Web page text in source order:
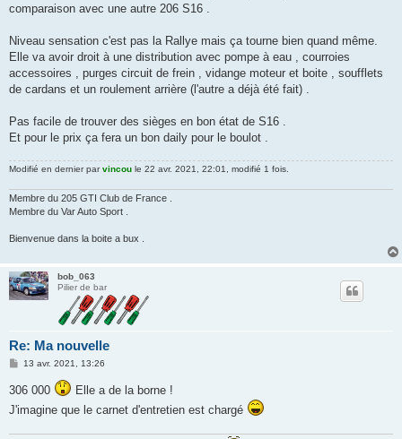
comparaison avec une autre 206 S16 .
Niveau sensation c'est pas la Rallye mais ça tourne bien quand même.
Elle va avoir droit à une distribution avec pompe à eau , courroies
accessoires , purges circuit de frein , vidange moteur et boite , soufflets
de cardans et un roulement arrière (l'autre a déjà été fait) .
Pas facile de trouver des sièges en bon état de S16 .
Et pour le prix ça fera un bon daily pour le boulot .
Modifié en dernier parvincou le 22 avr. 2021, 22:01, modifié 1 fois.
Membre du 205 GTI Club de France .
Membre du Var Auto Sport .
Bienvenue dans la boite a bux .
bob_063
Pilier de bar
Re: Ma nouvelle
M
s
s
g
13 avr. 2021, 13:26
306 000
Elle a de la borne !
J'imagine que le carnet d'entretien est chargé